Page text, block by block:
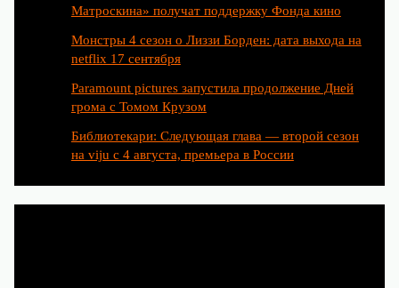
Матроскина» получат поддержку Фонда кино
Монстры 4 сезон о Лиззи Борден: дата выхода на
netflix 17 сентября
Paramount pictures запустила продолжение Дней
грома с Томом Крузом
Библиотекари: Следующая глава — второй сезон
на viju с 4 августа, премьера в России